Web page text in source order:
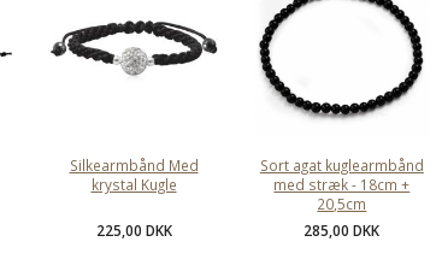
Silkearmbånd Med
krystal Kugle
225,00 DKK
Sort agat kuglearmbånd
med stræk - 18cm +
20,5cm
285,00 DKK